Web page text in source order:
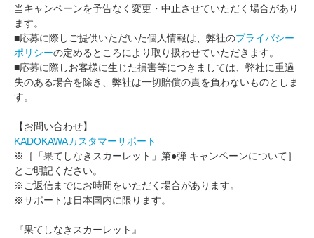
当キャンペーンを予告なく変更・中止させていただく場合があり
ます。
■応募に際しご提供いただいた個人情報は、弊社のプライバシー
ポリシーの定めるところにより取り扱わせていただきます。
■応募に際しお客様に生じた損害等につきましては、弊社に重過
失のある場合を除き、弊社は一切賠償の責を負わないものとしま
す。
【お問い合わせ】
KADOKAWAカスタマーサポート
※［「果てしなきスカーレット」第●弾 キャンペーンについて］
とご明記ください。
※ご返信までにお時間をいただく場合があります。
※サポートは日本国内に限ります。
『果てしなきスカーレット』